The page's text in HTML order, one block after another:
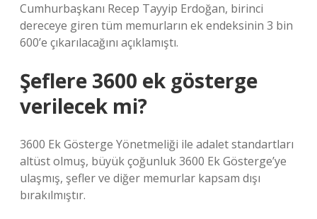
Cumhurbaşkanı Recep Tayyip Erdoğan, birinci
dereceye giren tüm memurların ek endeksinin 3 bin
600’e çıkarılacağını açıklamıştı.
Şeflere 3600 ek gösterge
verilecek mi?
3600 Ek Gösterge Yönetmeliği ile adalet standartları
altüst olmuş, büyük çoğunluk 3600 Ek Gösterge’ye
ulaşmış, şefler ve diğer memurlar kapsam dışı
bırakılmıştır.